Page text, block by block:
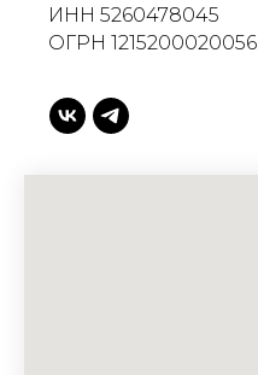
ИНН 5260478045
ОГРН 1215200020056